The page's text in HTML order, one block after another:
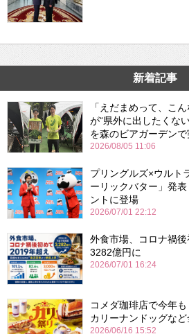
新着記事
「えだまめって、こ
が“県外に出したくな
を森のビアガーデンで
2026/08/05 11:06
プリングルズ×ウルト
ーリックバター」発
ントに登場
2026/07/01 22:12
外食市場、コロナ禍
3282億円に
2026/07/01 16:24
コメダ珈琲店で今年
カリーナンドッグな
2026/06/16 15:52